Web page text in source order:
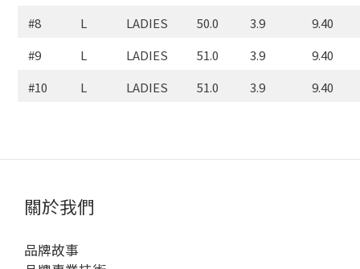
#8
L LADIES 50.0 3.9
9.40
#9
L LADIES 51.0 3.9
9.40
#10
L LADIES 51.0 3.9 9.40
關於我們
品牌故事